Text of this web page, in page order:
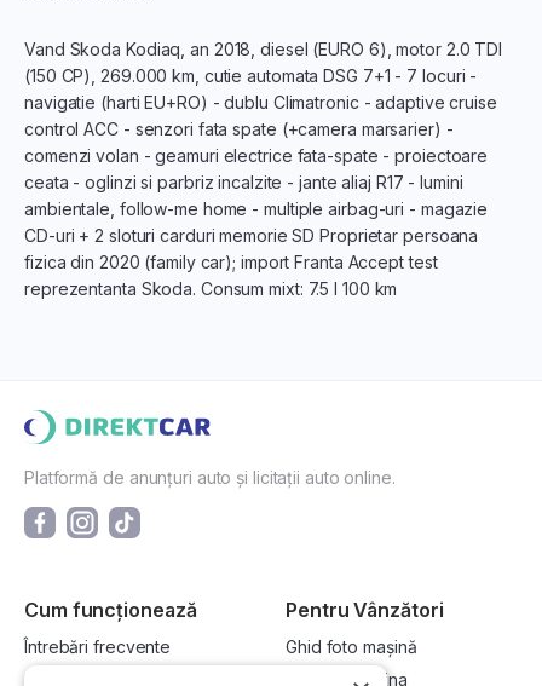
Vand Skoda Kodiaq, an 2018, diesel (EURO 6), motor 2.0 TDI
(150 CP), 269.000 km, cutie automata DSG 7+1 - 7 locuri -
navigatie (harti EU+RO) - dublu Climatronic - adaptive cruise
control ACC - senzori fata spate (+camera marsarier) -
comenzi volan - geamuri electrice fata-spate - proiectoare
ceata - oglinzi si parbriz incalzite - jante aliaj R17 - lumini
ambientale, follow-me home - multiple airbag-uri - magazie
CD-uri + 2 sloturi carduri memorie SD Proprietar persoana
fizica din 2020 (family car); import Franta Accept test
reprezentanta Skoda. Consum mixt: 7.5 l 100 km
Platformă de anunțuri auto și licitații auto online.
Cum funcționează
Întrebări frecvente
Pentru Vânzători
Ghid foto mașină
Vinde-ți mașina